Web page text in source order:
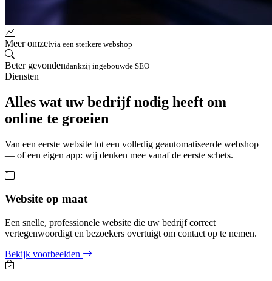
Meer omzetvia een sterkere webshop
Beter gevondendankzij ingebouwde SEO
Diensten
Alles wat uw bedrijf nodig heeft om
online te groeien
Van een eerste website tot een volledig geautomatiseerde webshop
— of een eigen app: wij denken mee vanaf de eerste schets.
Website op maat
Een snelle, professionele website die uw bedrijf correct
vertegenwoordigt en bezoekers overtuigt om contact op te nemen.
Bekijk voorbeelden